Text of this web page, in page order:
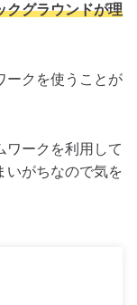
クグラウンドが理
ークを使うことが
ワークを利用して
いがちなので気を